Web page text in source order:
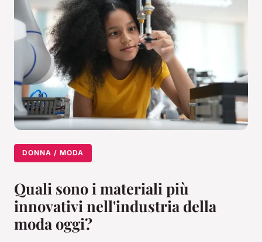
DONNA / MODA
Quali sono i materiali più
innovativi nell'industria della
moda oggi?